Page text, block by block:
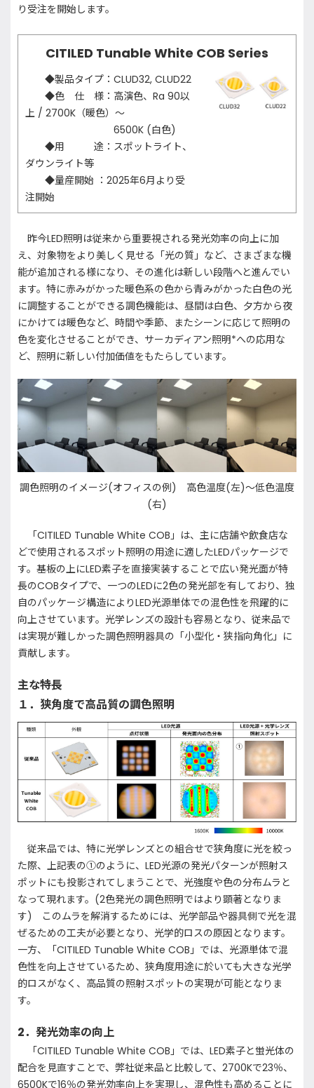
り受注を開始します。
CITILED Tunable White COB Series
◆製品タイプ：CLUD32, CLUD22
◆色 仕 様：高演色、Ra 90以
上 / 2700K（暖色）～
6500K (白色)
◆用 途：スポットライト、
ダウンライト等
◆量産開始 ：2025年6月より受
注開始
昨今LED照明は従来から重要視される発光効率の向上に加
え、対象物をより美しく見せる「光の質」など、さまざまな機
能が追加される様になり、その進化は新しい段階へと進んでい
ます。特に赤みがかった暖色系の色から青みがかった白色の光
に調整することができる調色機能は、昼間は白色、夕方から夜
にかけては暖色など、時間や季節、またシーンに応じて照明の
色を変化させることができ、サーカディアン照明*への応用な
ど、照明に新しい付加価値をもたらしています。
調色照明のイメージ(オフィスの例) 高色温度(左)～低色温度
(右)
「CITILED Tunable White COB」は、主に店舗や飲食店な
どで使用されるスポット照明の用途に適したLEDパッケージで
す。基板の上にLED素子を直接実装することで広い発光面が特
長のCOBタイプで、一つのLEDに2色の発光部を有しており、独
自のパッケージ構造によりLED光源単体での混色性を飛躍的に
向上させています。光学レンズの設計も容易となり、従来品で
は実現が難しかった調色照明器具の「小型化・狭指向角化」に
貢献します。
主な特長
１．狭角度で高品質の調色照明
従来品では、特に光学レンズとの組合せで狭角度に光を絞っ
た際、上記表の①のように、LED光源の発光パターンが照射ス
ポットにも投影されてしまうことで、光強度や色の分布ムラと
なって現れます。(2色発光の調色照明ではより顕著となりま
す) このムラを解消するためには、光学部品や器具側で光を混
ぜるための工夫が必要となり、光学的ロスの原因となります。
一方、「CITILED Tunable White COB」では、光源単体で混
色性を向上させているため、狭角度用途に於いても大きな光学
的ロスがなく、高品質の照射スポットの実現が可能となりま
す。
2．発光効率の向上
「CITILED Tunable White COB」では、LED素子と蛍光体の
配合を見直すことで、弊社従来品と比較して、2700Kで23％、
6500Kで16％の発光効率向上を実現し、混色性も高めることに